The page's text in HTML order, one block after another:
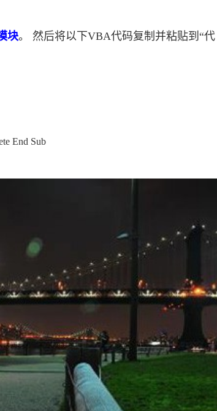
块。 然后将以下VBA代码复制并粘贴到“代
End Sub